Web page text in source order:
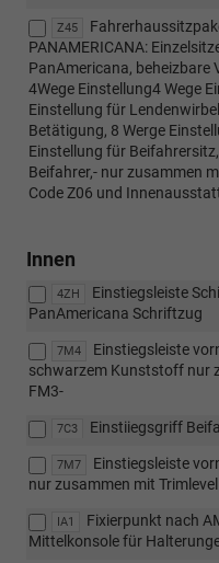
Z45
PANAMERICANA:
PanAmericana, beheizbare
4Wege Einstellung4 Wege
Einstellung für
Betätigung, 8 Werge
Einstellung für
Beifahrer,- nur zusammen
Code Z06 und
Innen
4ZH
Einstiegsleiste
PanAmericana Schriftzug
7M4
Einstiegsleiste
schwarzem Kunststoff nur
FM3-
7C3 Einstiiegsgriff
7M7
Einstiegsleiste
nur zusammen mit
IA1
Fixierpunkt nach
Mittelkonsole für